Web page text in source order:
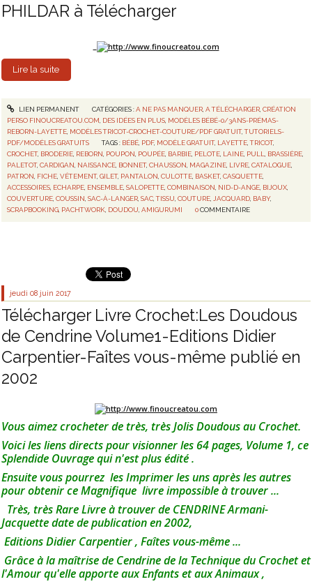
PHILDAR à Télécharger
Lire la suite
LIEN PERMANENT CATÉGORIES :A NE PAS MANQUER, A TÉLÉCHARGER, CRÉATION
PERSO FINOUCREATOU.COM, DES IDÉES EN PLUS, MODÈLES BÉBÉ-0/3ANS-PRÉMAS-
REBORN-LAYETTE, MODÈLES TRICOT-CROCHET-COUTURE/PDF GRATUIT,TUTORIELS-
PDF/MODÈLES GRATUITS
TAGS : BÉBÉ, PDF, MODÈLE GRATUIT, LAYETTE,TRICOT,
CROCHET, BRODERIE, REBORN, POUPON, POUPÉE, BARBIE, PELOTE, LAINE, PULL, BRASSIÈRE,
PALETOT,CARDIGAN, NAISSANCE, BONNET,CHAUSSON, MAGAZINE, LIVRE,CATALOGUE,
PATRON, FICHE,VÊTEMENT,GILET, PANTALON,CULOTTE, BASKET,CASQUETTE,
ACCESSOIRES, ECHARPE, ENSEMBLE,SALOPETTE,COMBINAISON, NID-D-ANGE, BIJOUX,
COUVERTURE,COUSSIN,SAC-À-LANGER,SAC,TISSU,COUTURE,JACQUARD, BABY,
SCRAPBOOKING, PACHTWORK, DOUDOU,AMIGURUMI 0 COMMENTAIRE
jeudi 08 juin 2017
Télécharger Livre Crochet:Les Doudous
de Cendrine Volume1-Editions Didier
Carpentier-Faîtes vous-même publié en
2002
Vous aimez crocheter de très, très Jolis Doudous au Crochet.
Voici les liens directs pour visionner les 64 pages, Volume 1, ce
Splendide Ouvrage qui n'est plus édité .
Ensuite vous pourrez les Imprimer les uns après les autres
pour obtenir ce Magnifique livre impossible à trouver ...
Très, très Rare Livre à trouver de CENDRINE Armani-
Jacquette date de publication en 2002,
Editions Didier Carpentier , Faîtes vous-même ...
Grâce à la maîtrise de Cendrine de la Technique du Crochet et
l'Amour qu'elle apporte aux Enfants et aux Animaux ,